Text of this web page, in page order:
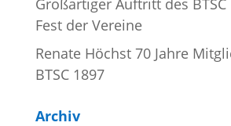
Großartiger Auftritt des
Fest der Vereine
Renate Höchst 70 Jahre
BTSC 1897
Archiv